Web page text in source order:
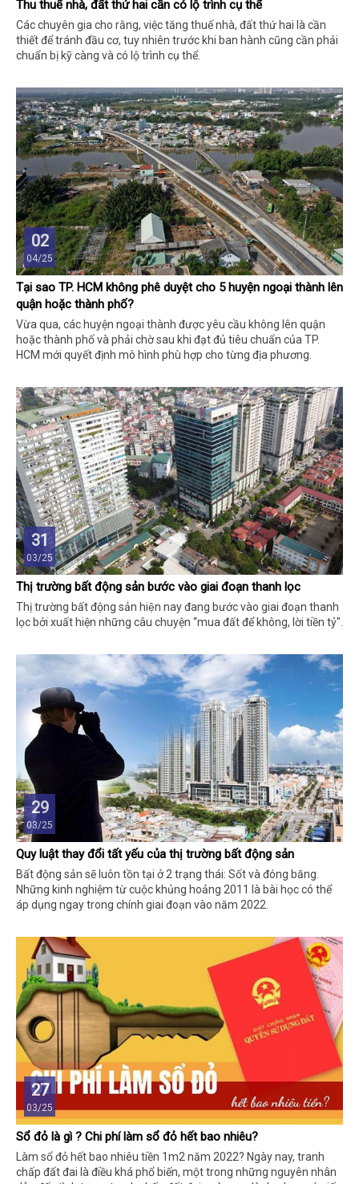
Thu thuế nhà, đất thứ hai cần có lộ trình cụ thể
Các chuyên gia cho rằng, việc tăng thuế nhà, đất thứ hai là cần
thiết để tránh đầu cơ, tuy nhiên trước khi ban hành cũng cần phải
chuẩn bị kỹ càng và có lộ trình cụ thể.
02
04/25
Tại sao TP. HCM không phê duyệt cho 5 huyện ngoại thành lên
quận hoặc thành phố?
Vừa qua, các huyện ngoại thành được yêu cầu không lên quận
hoặc thành phố và phải chờ sau khi đạt đủ tiêu chuẩn của TP.
HCM mới quyết định mô hình phù hợp cho từng địa phương.
31
03/25
Thị trường bất động sản bước vào giai đoạn thanh lọc
Thị trường bất động sản hiện nay đang bước vào giai đoạn thanh
lọc bởi xuất hiện những câu chuyện “mua đất để không, lời tiền tỷ".
29
03/25
Quy luật thay đổi tất yếu của thị trường bất động sản
Bất động sản sẽ luôn tồn tại ở 2 trạng thái: Sốt và đóng băng.
Những kinh nghiệm từ cuộc khủng hoảng 2011 là bài học có thể
áp dụng ngay trong chính giai đoạn vào năm 2022.
27
03/25
Sổ đỏ là gì ? Chi phí làm sổ đỏ hết bao nhiêu?
Làm sổ đỏ hết bao nhiêu tiền 1m2 năm 2022? Ngày nay, tranh
chấp đất đai là điều khá phổ biến, một trong những nguyên nhân